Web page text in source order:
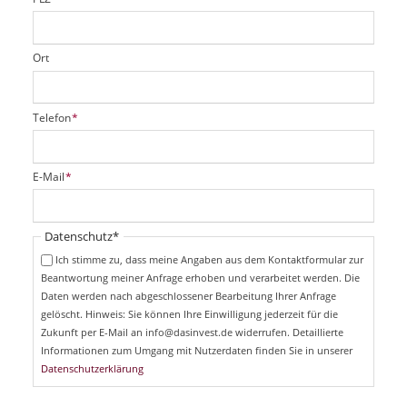
Ort
P
f
i
c
t
f
Telefon*
P
f
i
E-Mail*
Pflichtfeld
Datenschutz*
Ich stimme zu, dass meine Angaben aus dem Kontaktformular zur
Beantwortung meiner Anfrage erhoben und verarbeitet werden. Die
Daten werden nach abgeschlossener Bearbeitung Ihrer Anfrage
gelöscht. Hinweis: Sie können Ihre Einwilligung jederzeit für die
Zukunft per E-Mail an info@dasinvest.de widerrufen. Detaillierte
Informationen zum Umgang mit Nutzerdaten finden Sie in unserer
Datenschutzerklärung